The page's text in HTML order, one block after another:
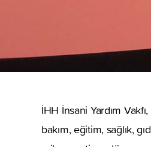
İHH İnsani Yardım
bakım, eğitim, sağlık,